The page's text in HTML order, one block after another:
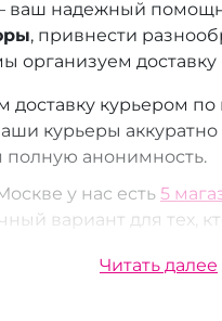
ваш надежный
, привнести
организуем
курьером по
курьеры
полную анонимность.
у нас есть 5
вариант для тех,
Читать далее